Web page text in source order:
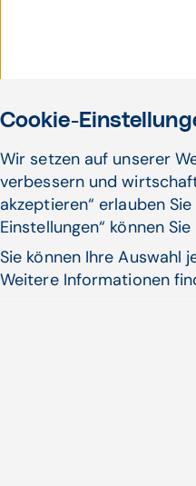
Cookie-
Wir setzen auf unserer
verbessern und
akzeptieren“ erlauben
Einstellungen“ können
Sie können Ihre Auswahl
Weitere Informationen